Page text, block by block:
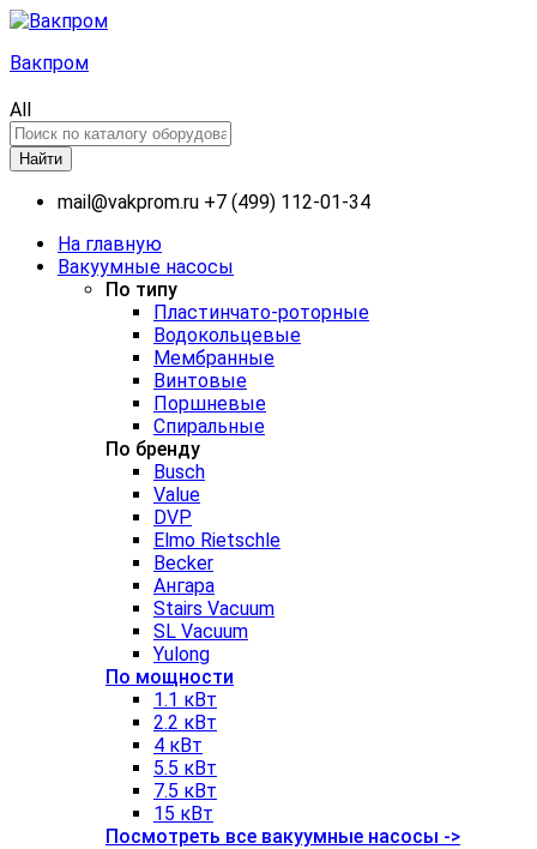
Вакпром
All
Найти
mail@vakprom.ru +7 (499) 112-01-34
На главную
Вакуумные насосы
По типу
Пластинчато-роторные
Водокольцевые
Мембранные
Винтовые
Поршневые
Спиральные
По бренду
Busch
Value
DVP
Elmo Rietschle
Becker
Ангара
Stairs Vacuum
SL Vacuum
Yulong
По мощности
1.1 кВт
2.2 кВт
4 кВт
5.5 кВт
7.5 кВт
15 кВт
Посмотреть все вакуумные насосы ->